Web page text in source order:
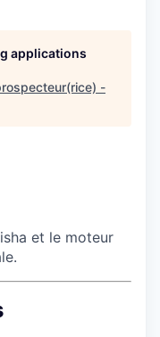
applications
-
et le moteur